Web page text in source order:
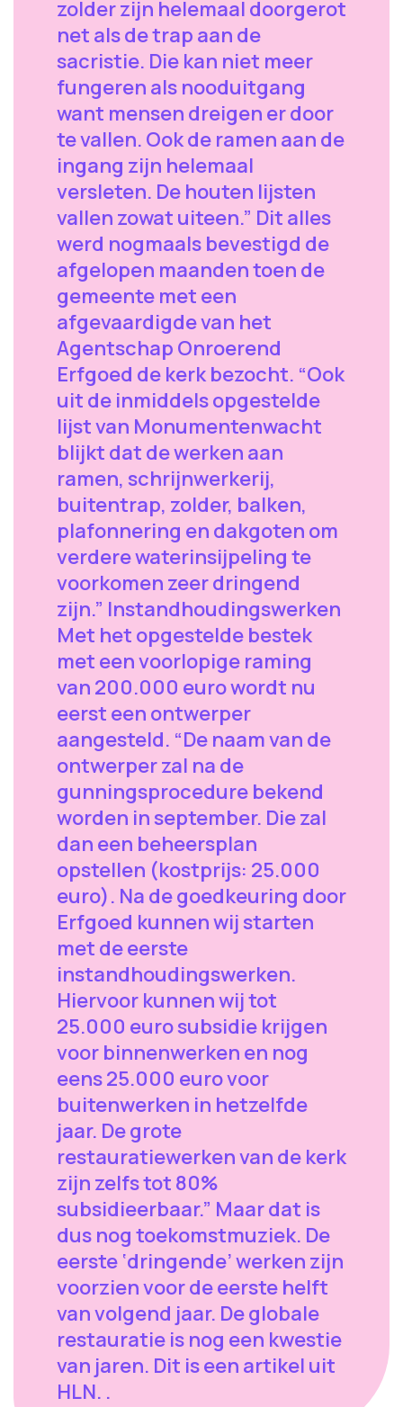
zolder zijn helemaal doorgerot
net als de trap aan de
sacristie. Die kan niet meer
fungeren als nooduitgang
want mensen dreigen er door
te vallen. Ook de ramen aan de
ingang zijn helemaal
versleten. De houten lijsten
vallen zowat uiteen.” Dit alles
werd nogmaals bevestigd de
afgelopen maanden toen de
gemeente met een
afgevaardigde van het
Agentschap Onroerend
Erfgoed de kerk bezocht. “Ook
uit de inmiddels opgestelde
lijst van Monumentenwacht
blijkt dat de werken aan
ramen, schrijnwerkerij,
buitentrap, zolder, balken,
plafonnering en dakgoten om
verdere waterinsijpeling te
voorkomen zeer dringend
zijn.” Instandhoudingswerken
Met het opgestelde bestek
met een voorlopige raming
van 200.000 euro wordt nu
eerst een ontwerper
aangesteld. “De naam van de
ontwerper zal na de
gunningsprocedure bekend
worden in september. Die zal
dan een beheersplan
opstellen (kostprijs: 25.000
euro). Na de goedkeuring door
Erfgoed kunnen wij starten
met de eerste
instandhoudingswerken.
Hiervoor kunnen wij tot
25.000 euro subsidie krijgen
voor binnenwerken en nog
eens 25.000 euro voor
buitenwerken in hetzelfde
jaar. De grote
restauratiewerken van de kerk
zijn zelfs tot 80%
subsidieerbaar.” Maar dat is
dus nog toekomstmuziek. De
eerste ‘dringende’ werken zijn
voorzien voor de eerste helft
van volgend jaar. De globale
restauratie is nog een kwestie
van jaren. Dit is een artikel uit
HLN. .